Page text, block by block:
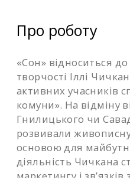
Про роботу
​«Сон» відноситься до
творчості Іллі
активних учасників
комуни». На відміну
Гнилицького чи
розвивали
основою для
діяльність Чичкана
маркетингу і